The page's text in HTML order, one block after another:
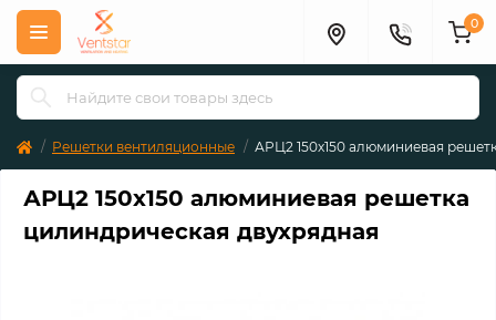
0
Решетки вентиляционные АРЦ2 150х150 алюминиевая
АРЦ2 150х150 алюминиевая решетка
цилиндрическая двухрядная